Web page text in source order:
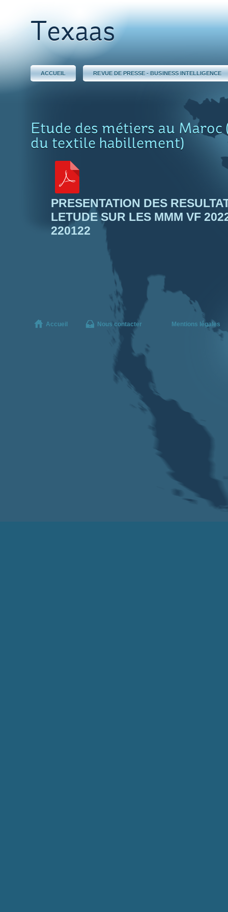
Texaas
ACCUEIL REVUE DE PRESSE - BUSINESS INTELLIGENCE
Etude des métiers au Maroc
du textile habillement)
PRESENTATION DES
LETUDE SUR LES MMM VF
220122
Accueil Nous contacter Mentions légales